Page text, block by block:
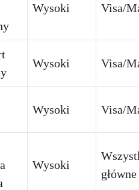
Wysoki Visa/
Wysoki Visa/
Wysoki Visa/
Wysoki
główne